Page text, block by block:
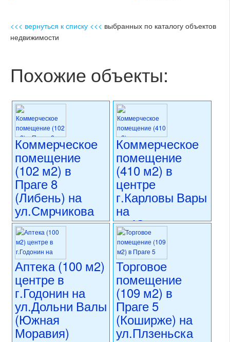
<<< вернуться к списку <<< выбранных по каталогу объектов
недвижимости
Похожие объекты:
Коммерческое
помещение
(102 м2) в
Праге 8
(Либень) на
ул.Смрчикова
10 490 000 CZK
регион:Прага 8
раздел: объекты для
коммерческого использования
состояние: новостройка
номер объекта:20776
Коммерческое
помещение
(410 м2) в
центре
г.Карловы Вары
на
ул.Югославска
8 990 000 CZK
регион:Карловы Вары
раздел: объекты для
коммерческого использования
состояние: стандарт
номер объекта: 20742
Аптека (100 м2)
центре в
г.Годонин на
ул.Дольни Валы
(Южная
Моравия)
Торговое
помещение
(109 м2) в
Праге 5
(Коширже) на
ул.Плзеньска